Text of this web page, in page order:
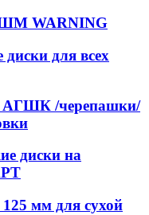
WARNING
для всех
АГШК /черепашки/
диски на
мм для сухой